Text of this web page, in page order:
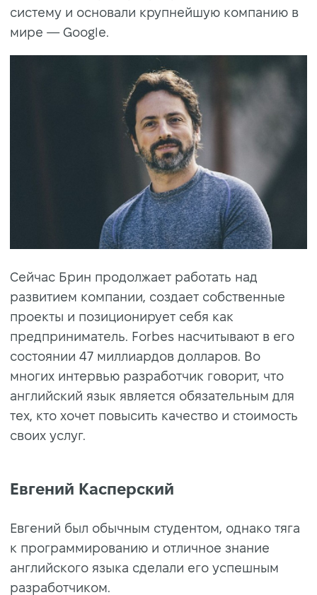
систему и основали крупнейшую компанию в
мире — Google.
Сейчас Брин продолжает работать над
развитием компании, создает собственные
проекты и позиционирует себя как
предприниматель. Forbes насчитывают в его
состоянии 47 миллиардов долларов. Во
многих интервью разработчик говорит, что
английский язык является обязательным для
тех, кто хочет повысить качество и стоимость
своих услуг.
Евгений Касперский
Евгений был обычным студентом, однако тяга
к программированию и отличное знание
английского языка сделали его успешным
разработчиком.